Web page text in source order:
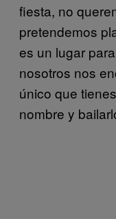
fiesta, no
pretendemos
es un lugar
nosotros nos
único que
nombre y